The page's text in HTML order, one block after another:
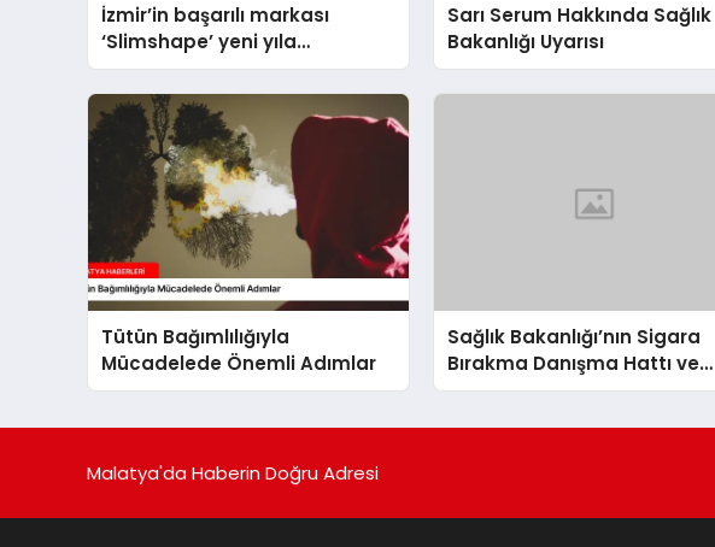
İzmir’in başarılı markası
‘Slimshape’ yeni yıla
müjdelerle girdi!
Sarı Serum Hakkında Sağlık
Bakanlığı Uyarısı
Tütün Bağımlılığıyla
Mücadelede Önemli Adımlar
Sağlık Bakanlığı’nın Sigara
Bırakma Danışma Hattı ve
Sigara Bırakma Poliklinikleri
Malatya'da Haberin Doğru Adresi